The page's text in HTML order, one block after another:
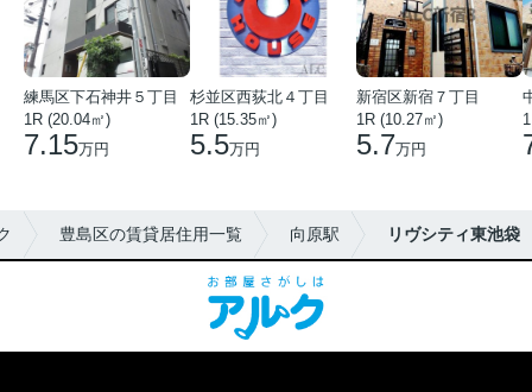
練馬区下石神井５丁目
1R (20.04㎡)
7.15万円
杉並区西荻北４丁目
1R (15.35㎡)
5.5万円
新宿区新宿７丁目
1R (10.27㎡)
5.7万円
豊島区の賃貸居住用一覧 向原駅 リヴシティ東池袋